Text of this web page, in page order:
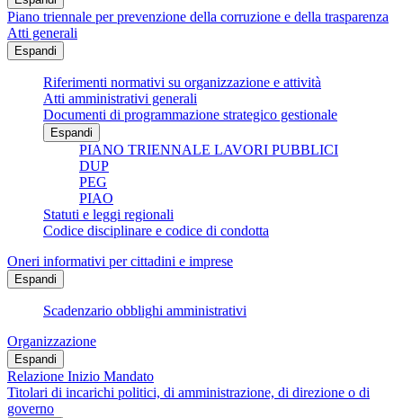
Piano triennale per prevenzione della corruzione e della trasparenza
Atti generali
Espandi
Riferimenti normativi su organizzazione e attività
Atti amministrativi generali
Documenti di programmazione strategico gestionale
Espandi
PIANO TRIENNALE LAVORI PUBBLICI
DUP
PEG
PIAO
Statuti e leggi regionali
Codice disciplinare e codice di condotta
Oneri informativi per cittadini e imprese
Espandi
Scadenzario obblighi amministrativi
Organizzazione
Espandi
Relazione Inizio Mandato
Titolari di incarichi politici, di amministrazione, di direzione o di
governo